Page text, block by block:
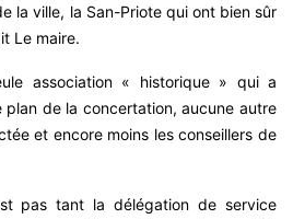
la ville, la San-Priote qui ont bien sûr
Le maire.
association « historique » qui a
de la concertation, aucune autre
et encore moins les conseillers de
pas tant la délégation de service